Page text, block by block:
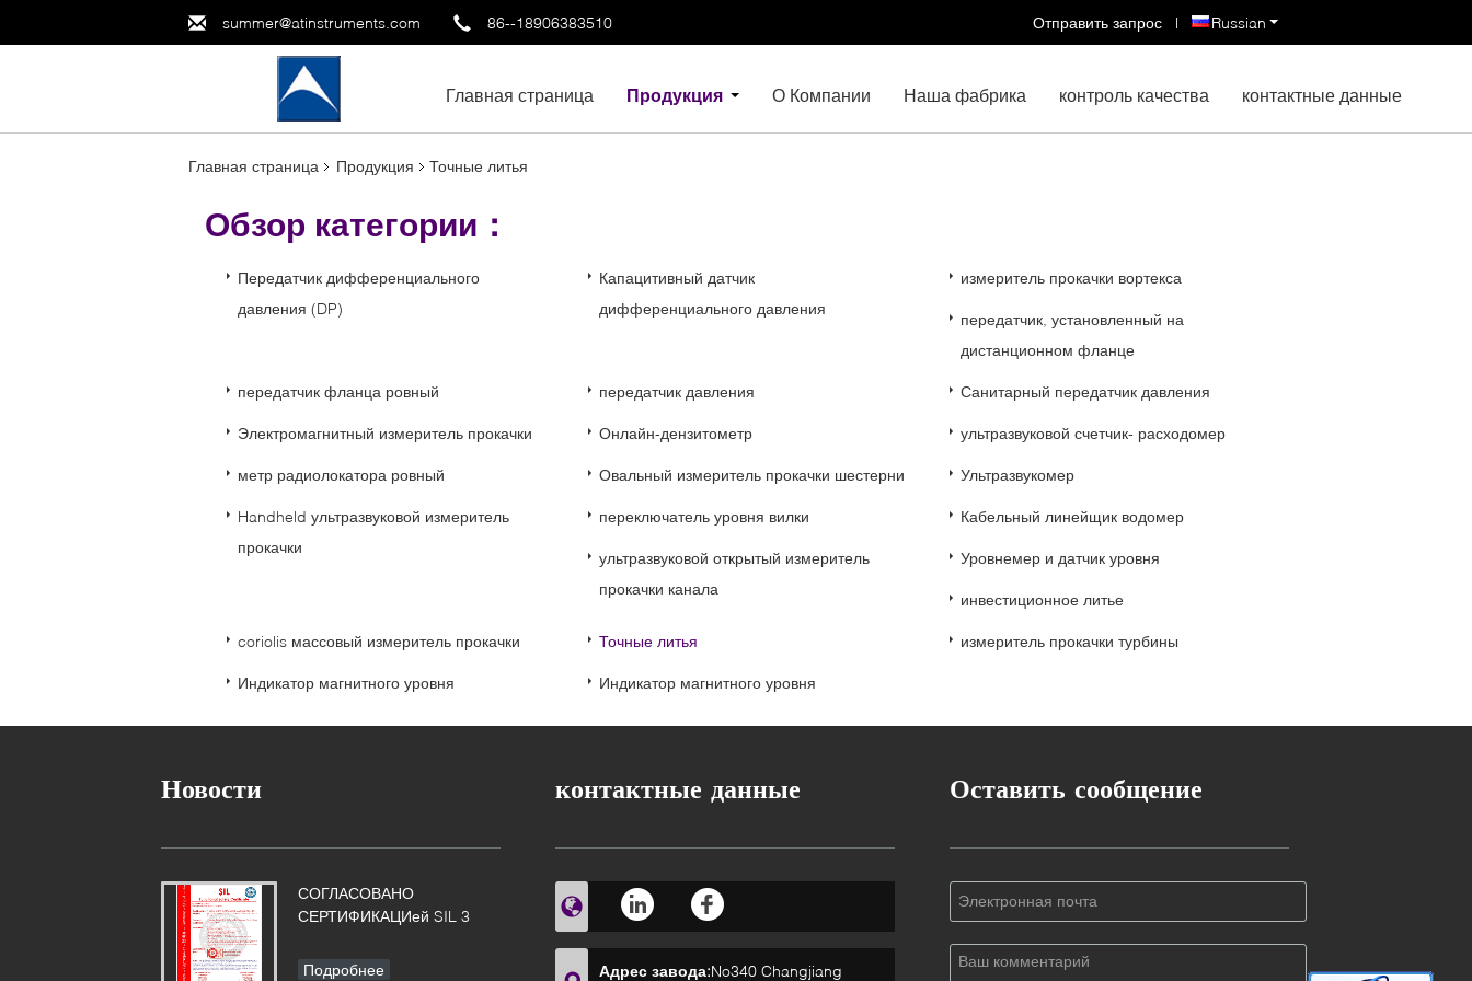
summer@atinstruments.com 86--18906383510 Russian
Отправить запрос |
Главная страница Продукция О Компании Наша фабрика контроль качества контактные данные
Главная страница Продукция Точные литья
Обзор категории：
Передатчик дифференциального
давления (DP)
Капацитивный датчик
дифференциального давления
измеритель прокачки вортекса
передатчик, установленный на
дистанционном фланце
передатчик фланца ровный передатчик давления Санитарный передатчик давления
Электромагнитный измеритель прокачки Онлайн-дензитометр ультразвуковой счетчик- расходомер
метр радиолокатора ровный Овальный измеритель прокачки шестерни Ультразвукомер
Handheld ультразвуковой измеритель
прокачки
переключатель уровня вилки Кабельный линейщик водомер
ультразвуковой открытый измеритель
прокачки канала
Уровнемер и датчик уровня
инвестиционное литье
coriolis массовый измеритель прокачки Точные литья измеритель прокачки турбины
Индикатор магнитного уровня Индикатор магнитного уровня
Новости
СОГЛАСОВАНО
СЕРТИФИКАЦИей SIL 3
Подробнее
контактные данные
Адрес завода:No340 Changjiang
Оставить сообщение